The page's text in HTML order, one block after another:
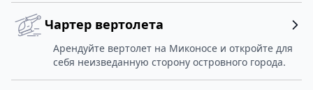
Чартер вертолета
Арендуйте вертолет на Миконосе и откройте для
себя неизведанную сторону островного города.